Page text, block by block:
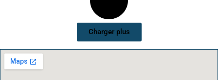
Charger plus